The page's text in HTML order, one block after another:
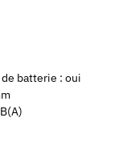
batterie : oui